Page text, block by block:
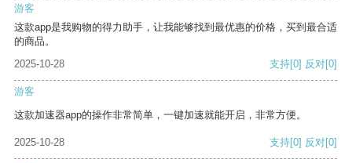
游客
这款app是我购物的得力助手，让我能够找到最优惠的价格，买到最合适
的商品。
2025-10-28
支持[0] 反对[0]
游客
这款加速器app的操作非常简单，一键加速就能开启，非常方便。
2025-10-28 支持[0] 反对[0]